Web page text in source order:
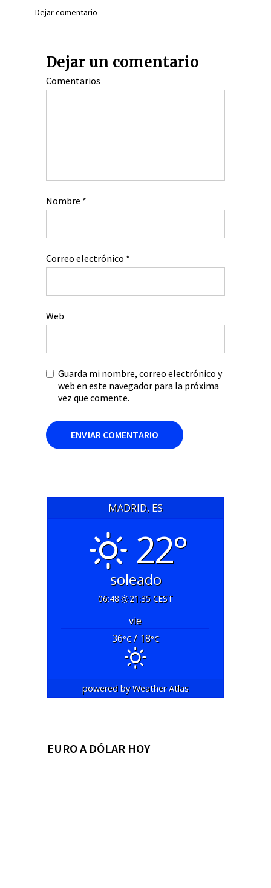
Dejar comentario
Dejar un comentario
Comentarios
Nombre *
Correo electrónico *
Web
Guarda mi nombre, correo electrónico y
web en este navegador para la próxima
vez que comente.
MADRID, ES
22°
soleado
06:48 21:35 CEST
vie
36°C/ 18°C
powered byWeather Atlas
EURO A DÓLAR HOY